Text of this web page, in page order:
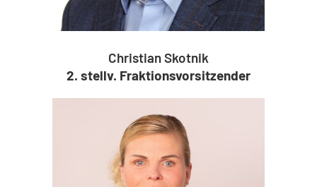
Christian Skotnik
2. stellv. Fraktionsvorsitzender